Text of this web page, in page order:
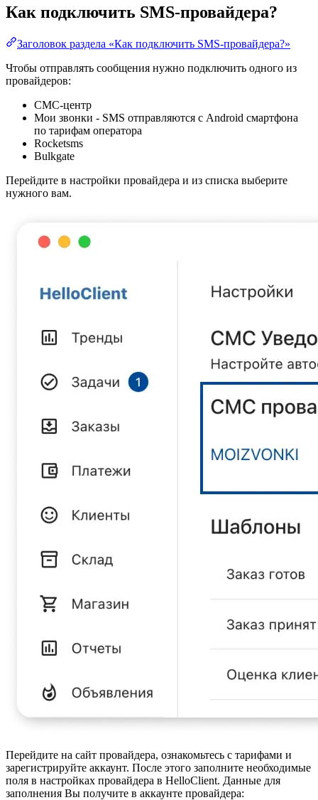
Как подключить SMS-провайдера?
Заголовок раздела «Как подключить SMS-провайдера?»
Чтобы отправлять сообщения нужно подключить одного из
провайдеров:
СМС-центр
Мои звонки - SMS отправляются с Android смартфона
по тарифам оператора
Rocketsms
Bulkgate
Перейдите в настройки провайдера и из списка выберите
нужного вам.
Перейдите на сайт провайдера, ознакомьтесь с тарифами и
зарегистрируйте аккаунт. После этого заполните необходимые
поля в настройках провайдера в HelloClient. Данные для
заполнения Вы получите в аккаунте провайдера: